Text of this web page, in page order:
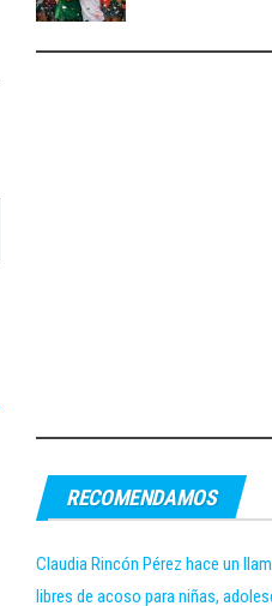
RECOMENDAMOS
Claudia Rincón Pérez hace un
libres de acoso para niñas,